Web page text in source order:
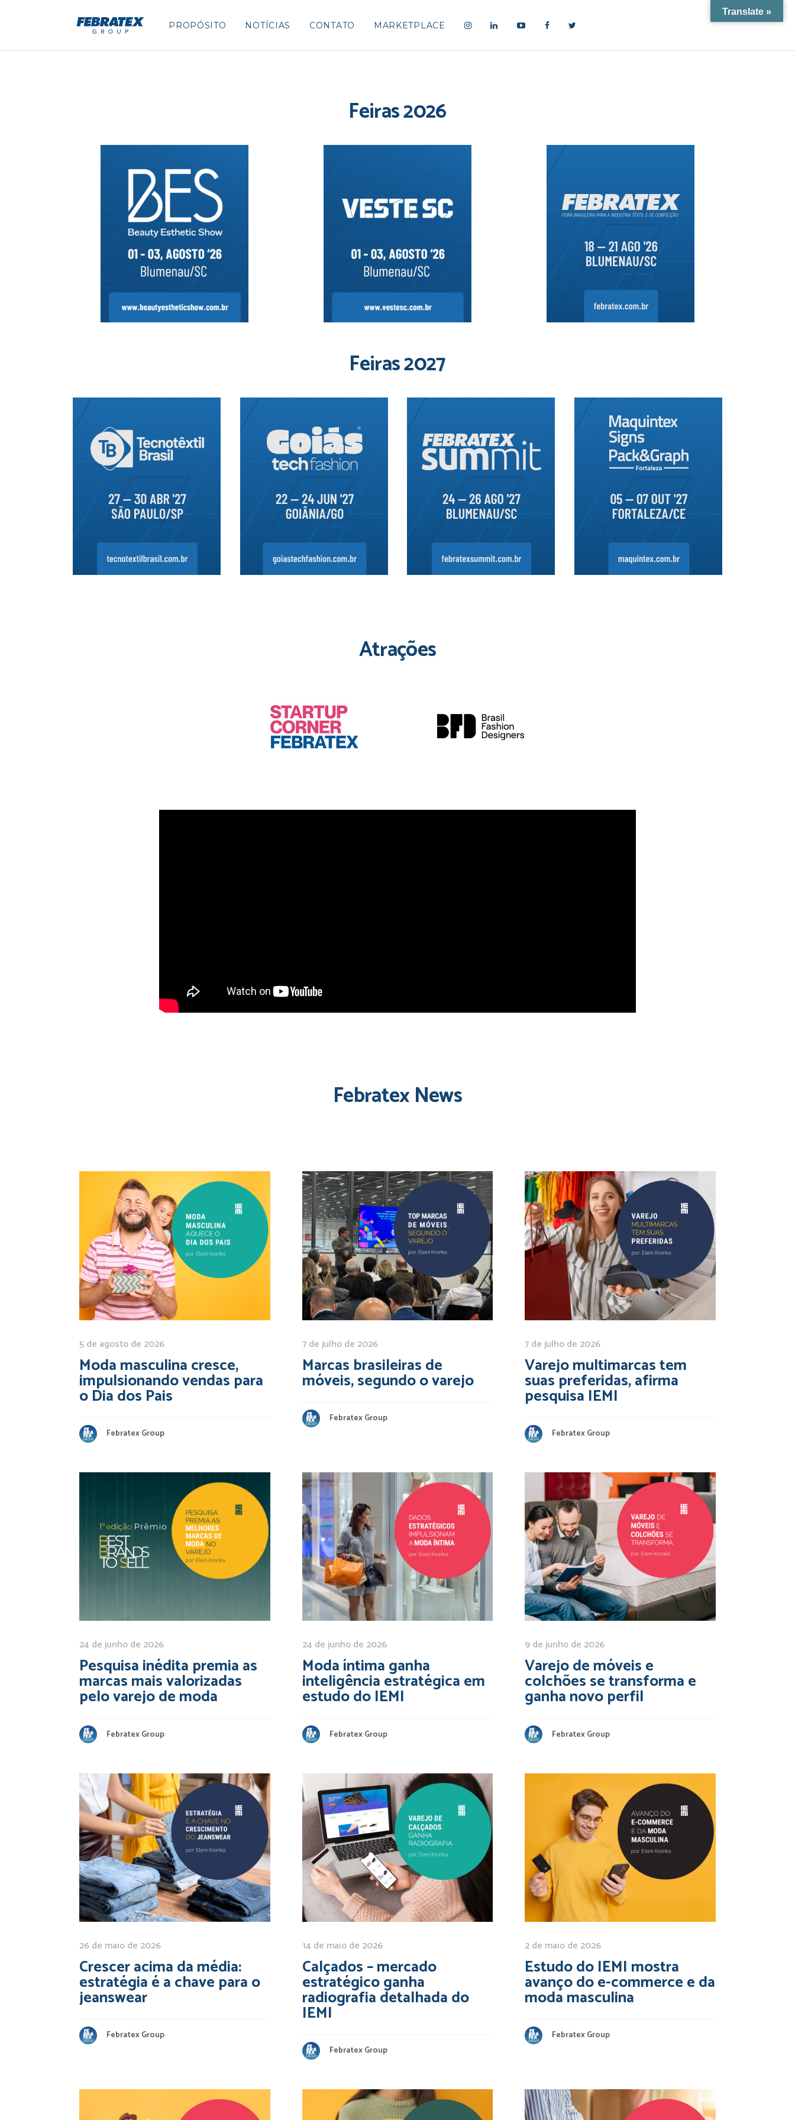
PROPÓSITO NOTÍCIAS CONTATO MARKETPLACE
Feiras 2026
Feiras 2027
Atrações
Febratex News
5 de agosto de 2026
Moda masculina cresce,
impulsionando vendas para
o Dia dos Pais
Febratex Group
7 de julho de 2026
Marcas brasileiras de
móveis, segundo o varejo
Febratex Group
7 de julho de 2026
Varejo multimarcas tem
suas preferidas, afirma
pesquisa IEMI
Febratex Group
24 de junho de 2026
Pesquisa inédita premia as
marcas mais valorizadas
pelo varejo de moda
Febratex Group
24 de junho de 2026
Moda íntima ganha
inteligência estratégica em
estudo do IEMI
Febratex Group
9 de junho de 2026
Varejo de móveis e
colchões se transforma e
ganha novo perfil
Febratex Group
26 de maio de 2026
Crescer acima da média:
estratégia é a chave para o
jeanswear
Febratex Group
14 de maio de 2026
Calçados – mercado
estratégico ganha
radiografia detalhada do
IEMI
Febratex Group
2 de maio de 2026
Estudo do IEMI mostra
avanço do e-commerce e da
moda masculina
Febratex Group
Translate »